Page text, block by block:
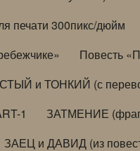
печати 300пикс/дюйм
Повесть
и ТОНКИЙ (с
1
ЗАТМЕНИЕ
ЗАЕЦ и ДАВИД (из